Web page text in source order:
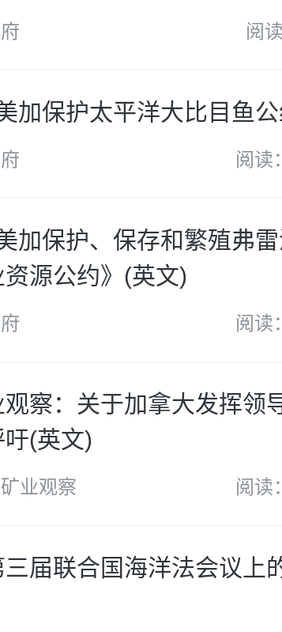
阅
加保护太平洋大比目鱼
阅读
加保护、保存和繁殖弗
源公约》(英文)
阅读
察：关于加拿大发挥领
(英文)
业观察 阅读
届联合国海洋法会议上